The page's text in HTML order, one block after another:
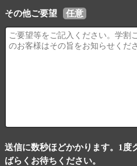
その他ご要望 任意
送信に数秒ほどかかります。1度
ばらくお待ちください。